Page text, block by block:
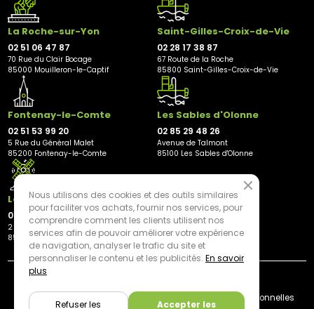
La Roche-sur-Yon
02 51 06 47 87
70 Rue du Clair Bocage
85000 Mouilleron-le-Captif
Saint-Gilles-Croix-de-Vie
02 28 17 38 87
67 Route de la Roche
85800 Saint-Gilles-Croix-de-Vie
Fontenay-le-Comte
02 51 53 99 20
5 Rue du Général Malet
85200 Fontenay-le-Comte
Les Sables d'Olonne
02 85 29 48 26
Avenue de Talmont
85100 Les Sables d'Olonne
Les Herbiers
02 21 81 23 11
2 rue des Peupliers
85500 Les Herbiers
Livraison
Plan du site Mentions légales
Données personnelles
Nous utilisons des cookies et des outils similaires
pour faciliter vos achats, fournir nos services, pour
comprendre comment les clients utilisent nos
services afin de pouvoir améliorer votre expérience
de navigation, analyser le trafic du site et
personnaliser le contenu et les publicités. En savoir
plus
Accepter les
Refuser les